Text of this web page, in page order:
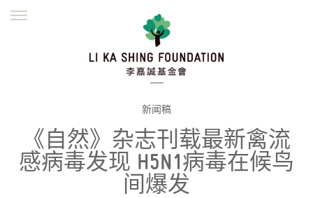
並肩同行
繁體
新闻稿
《自然》杂志刊载最新禽流
感病毒发现 H5N1病毒在候鸟
间爆发